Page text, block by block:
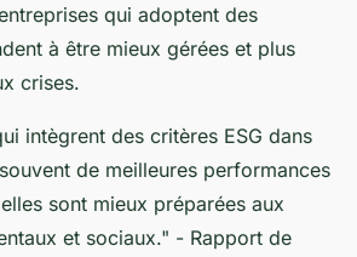
qui adoptent des
à être mieux gérées et plus
crises.
intègrent des critères ESG dans
de meilleures performances
sont mieux préparées aux
et sociaux." - Rapport de